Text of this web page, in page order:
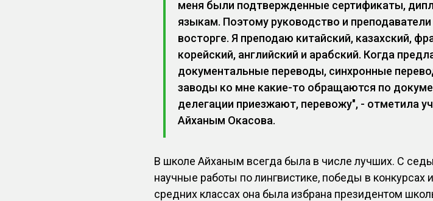
меня были подтвержденные сертификаты,
языкам. Поэтому руководство и
восторге. Я преподаю китайский, казахский,
корейский, английский и арабский. Когда
документальные переводы, синхронные
заводы ко мне какие-то обращаются по
делегации приезжают, перевожу", - отметила
Айханым Окасова.
В школе Айханым всегда была в числе лучших. С
научные работы по лингвистике, победы в конкурсах
средних классах она была избрана президентом